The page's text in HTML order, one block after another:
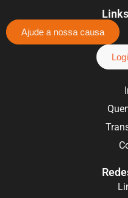
Ajude a nossa causa